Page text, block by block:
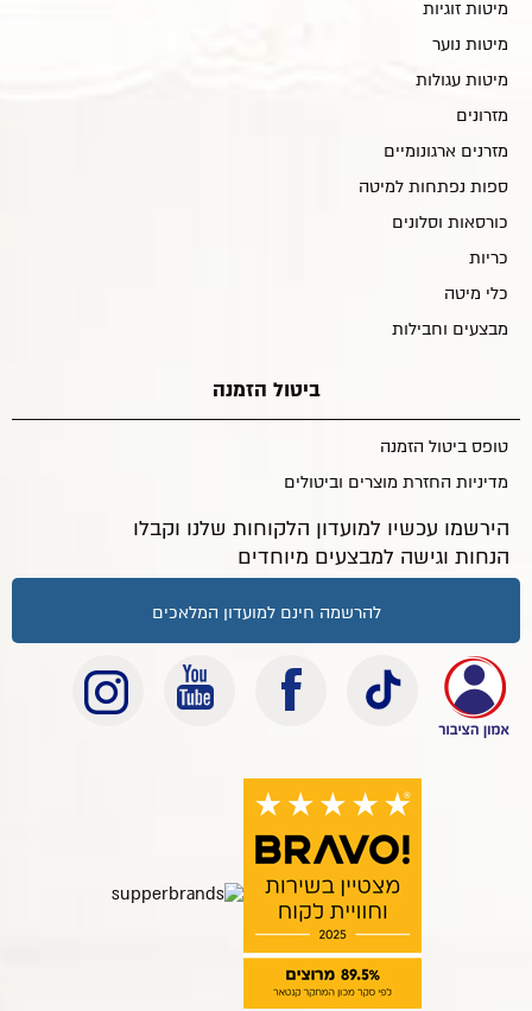
מיטות זוגיות
מיטות נוער
מיטות עגולות
מזרונים
מזרנים ארגונומיים
ספות נפתחות למיטה
כורסאות וסלונים
כריות
כלי מיטה
מבצעים וחבילות
ביטול הזמנה
טופס ביטול הזמנה
מדיניות החזרת מוצרים וביטולים
הירשמו עכשיו למועדון הלקוחות שלנו וקבלו
הנחות וגישה למבצעים מיוחדים
להרשמה חינם למועדון המלאכים